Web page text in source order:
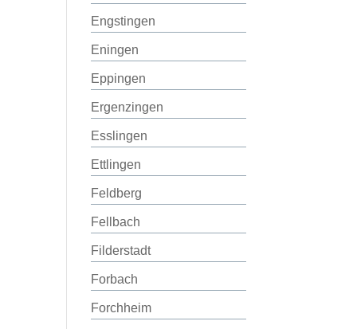
Engstingen
Eningen
Eppingen
Ergenzingen
Esslingen
Ettlingen
Feldberg
Fellbach
Filderstadt
Forbach
Forchheim